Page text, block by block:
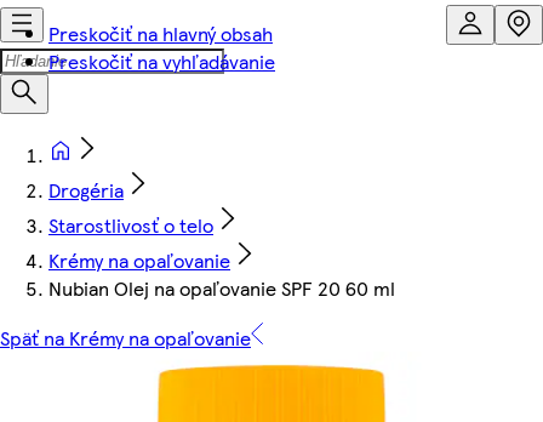
Preskočiť na hlavný obsah
Preskočiť na vyhľadávanie
Drogéria
Starostlivosť o telo
Krémy na opaľovanie
Nubian Olej na opaľovanie SPF 20 60 ml
Späť na Krémy na opaľovanie